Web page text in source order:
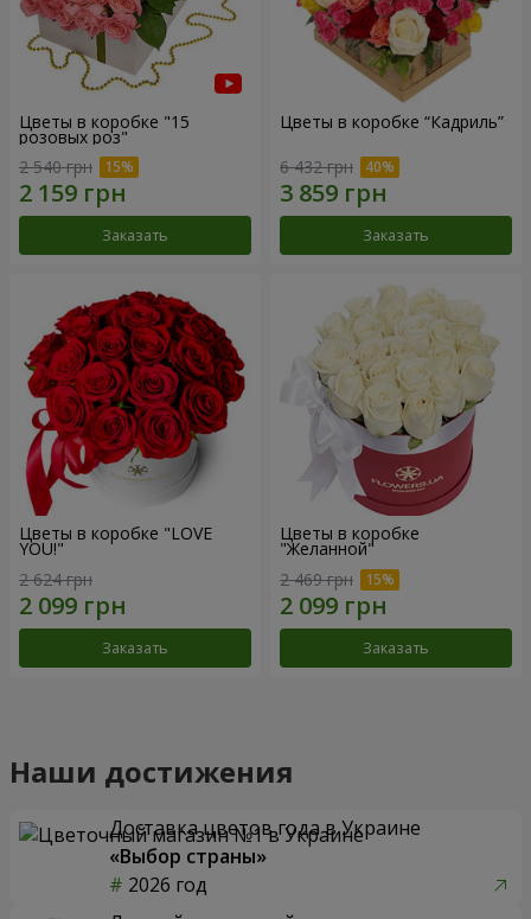
Цветы в коробке "15
розовых роз"
2 540 грн
Заказать
Цветы в коробке “Кадриль”
6 432 грн
Заказать
Цветы в коробке "LOVE
YOU!"
2 624 грн
Заказать
Цветы в коробке
"Желанной"
2 469 грн
Заказать
Наши достижения
Доставка цветов года в Украине
«Выбор страны»
2026 год